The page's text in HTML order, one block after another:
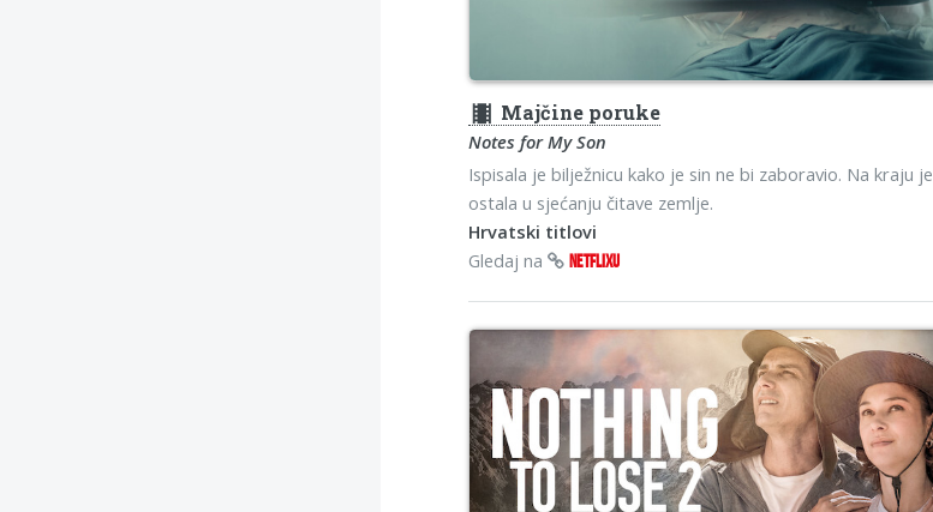
theaters Majčine poruke
Notes for My Son
Ispisala je bilježnicu kako je sin ne bi zaboravio. Na kraju je
ostala u sjećanju čitave zemlje.
Hrvatski titlovi
Gledaj na
NETFLIXU